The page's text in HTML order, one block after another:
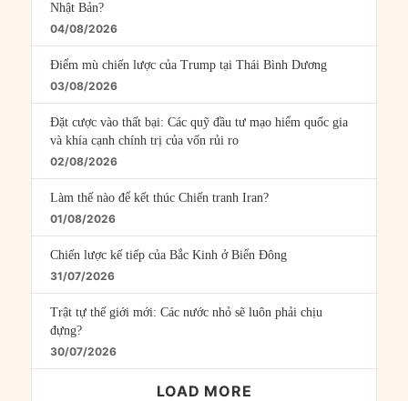
Nhật Bản?
04/08/2026
Điểm mù chiến lược của Trump tại Thái Bình Dương
03/08/2026
Đặt cược vào thất bại: Các quỹ đầu tư mạo hiểm quốc gia
và khía cạnh chính trị của vốn rủi ro
02/08/2026
Làm thế nào để kết thúc Chiến tranh Iran?
01/08/2026
Chiến lược kế tiếp của Bắc Kinh ở Biển Đông
31/07/2026
Trật tự thế giới mới: Các nước nhỏ sẽ luôn phải chịu
đựng?
30/07/2026
LOAD MORE